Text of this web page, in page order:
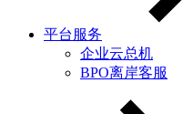
平台服务
企业云总机
BPO离岸客服